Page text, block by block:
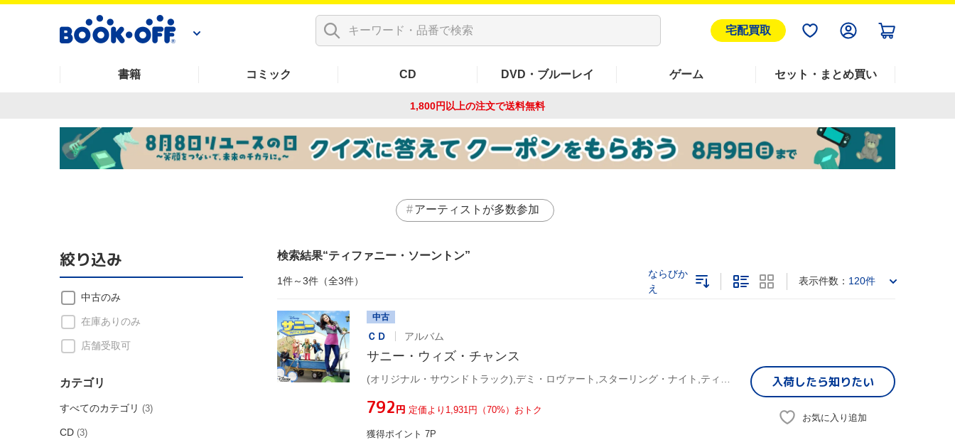
宅配買取
書籍 コミック CD DVD・ブルーレイ ゲーム セット・まとめ買い
1,800円以上の注文で送料無料
アーティストが多数参加
検索結果 ティファニー・ソーントン
1件～3件（全3件）
ならびか
え
表示件数： 120件
中古
ＣＤ アルバム
サニー・ウィズ・チャンス
¥792円 定価より1,931円（70%）おトク
獲得ポイント 7P
入荷したら知りたい
お気に入り追加
絞り込み
中古のみ
在庫ありのみ
店舗受取可
カテゴリ
すべてのカテゴリ (3)
CD (3)